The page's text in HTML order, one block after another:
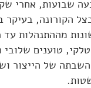
הקורונה, בעיקר
מההתנהלות
טוענים
של הייצור